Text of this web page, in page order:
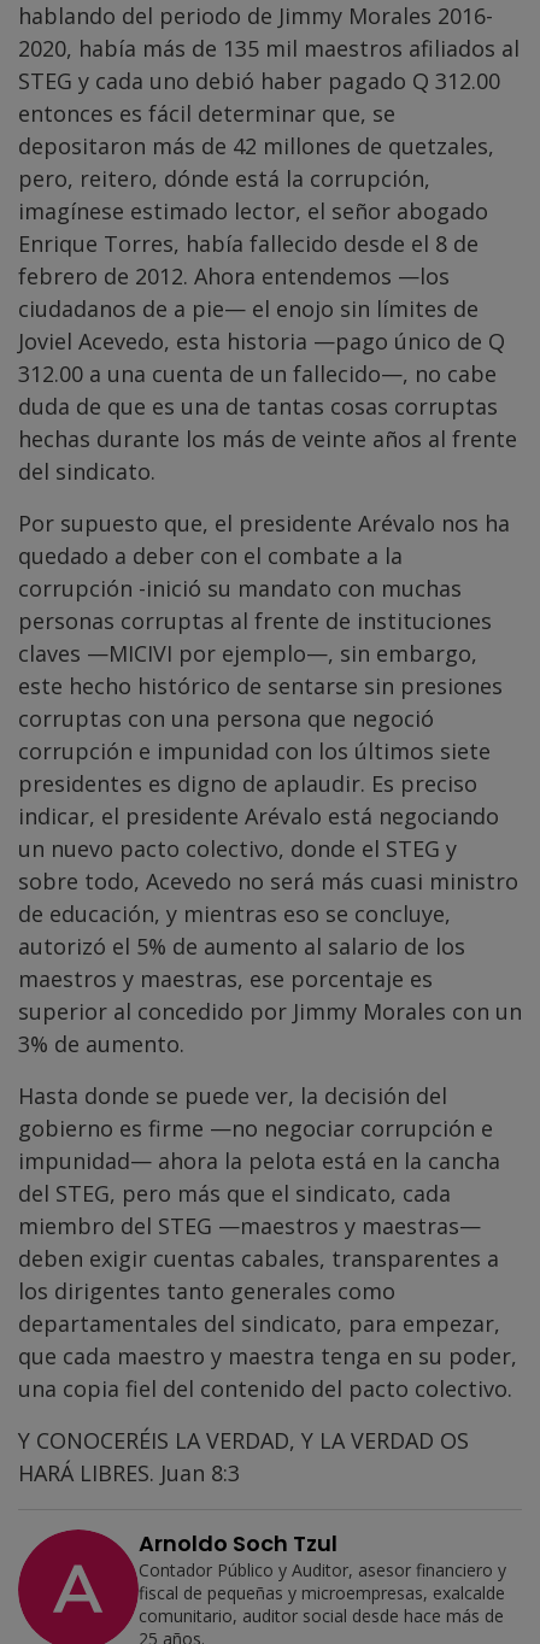
hablando del periodo de Jimmy Morales 2016-
2020, había más de 135 mil maestros afiliados al
STEG y cada uno debió haber pagado Q 312.00
entonces es fácil determinar que, se
depositaron más de 42 millones de quetzales,
pero, reitero, dónde está la corrupción,
imagínese estimado lector, el señor abogado
Enrique Torres, había fallecido desde el 8 de
febrero de 2012. Ahora entendemos —los
ciudadanos de a pie— el enojo sin límites de
Joviel Acevedo, esta historia —pago único de Q
312.00 a una cuenta de un fallecido—, no cabe
duda de que es una de tantas cosas corruptas
hechas durante los más de veinte años al frente
del sindicato.
Por supuesto que, el presidente Arévalo nos ha
quedado a deber con el combate a la
corrupción -inició su mandato con muchas
personas corruptas al frente de instituciones
claves —MICIVI por ejemplo—, sin embargo,
este hecho histórico de sentarse sin presiones
corruptas con una persona que negoció
corrupción e impunidad con los últimos siete
presidentes es digno de aplaudir. Es preciso
indicar, el presidente Arévalo está negociando
un nuevo pacto colectivo, donde el STEG y
sobre todo, Acevedo no será más cuasi ministro
de educación, y mientras eso se concluye,
autorizó el 5% de aumento al salario de los
maestros y maestras, ese porcentaje es
superior al concedido por Jimmy Morales con un
3% de aumento.
Hasta donde se puede ver, la decisión del
gobierno es firme —no negociar corrupción e
impunidad— ahora la pelota está en la cancha
del STEG, pero más que el sindicato, cada
miembro del STEG —maestros y maestras—
deben exigir cuentas cabales, transparentes a
los dirigentes tanto generales como
departamentales del sindicato, para empezar,
que cada maestro y maestra tenga en su poder,
una copia fiel del contenido del pacto colectivo.
Y CONOCERÉIS LA VERDAD, Y LA VERDAD OS
HARÁ LIBRES. Juan 8:3
Arnoldo Soch Tzul
Contador Público y Auditor, asesor financiero y
fiscal de pequeñas y microempresas, exalcalde
comunitario, auditor social desde hace más de
25 años.